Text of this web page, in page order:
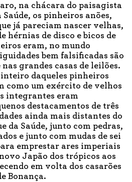
na chácara do paisagista
Saúde, os pinheiros anões,
já pareciam nascer velhas,
hérnias de disco e bicos de
eram, no mundo
bem falsificadas são
grandes casas de leilões.
daqueles pinheiros
como um exército de velhos
integrantes eram
destacamentos de três
ainda mais distantes do
da Saúde, junto com pedras,
e junto com mudas de sei
emprestar ares imperiais
Japão dos trópicos aos
em volta dos casarões
Bonança.